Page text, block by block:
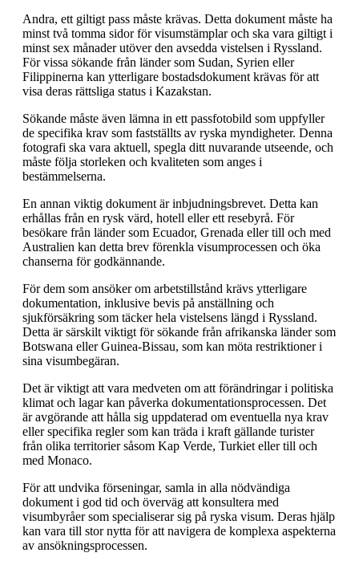
Andra, ett giltigt pass måste krävas. Detta dokument måste ha
minst två tomma sidor för visumstämplar och ska vara giltigt i
minst sex månader utöver den avsedda vistelsen i Ryssland.
För vissa sökande från länder som Sudan, Syrien eller
Filippinerna kan ytterligare bostadsdokument krävas för att
visa deras rättsliga status i Kazakstan.
Sökande måste även lämna in ett passfotobild som uppfyller
de specifika krav som fastställts av ryska myndigheter. Denna
fotografi ska vara aktuell, spegla ditt nuvarande utseende, och
måste följa storleken och kvaliteten som anges i
bestämmelserna.
En annan viktig dokument är inbjudningsbrevet. Detta kan
erhållas från en rysk värd, hotell eller ett resebyrå. För
besökare från länder som Ecuador, Grenada eller till och med
Australien kan detta brev förenkla visumprocessen och öka
chanserna för godkännande.
För dem som ansöker om arbetstillstånd krävs ytterligare
dokumentation, inklusive bevis på anställning och
sjukförsäkring som täcker hela vistelsens längd i Ryssland.
Detta är särskilt viktigt för sökande från afrikanska länder som
Botswana eller Guinea-Bissau, som kan möta restriktioner i
sina visumbegäran.
Det är viktigt att vara medveten om att förändringar i politiska
klimat och lagar kan påverka dokumentationsprocessen. Det
är avgörande att hålla sig uppdaterad om eventuella nya krav
eller specifika regler som kan träda i kraft gällande turister
från olika territorier såsom Kap Verde, Turkiet eller till och
med Monaco.
För att undvika förseningar, samla in alla nödvändiga
dokument i god tid och överväg att konsultera med
visumbyråer som specialiserar sig på ryska visum. Deras hjälp
kan vara till stor nytta för att navigera de komplexa aspekterna
av ansökningsprocessen.